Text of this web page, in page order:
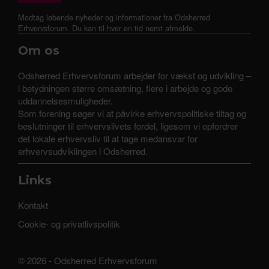
Modtag løbende nyheder og informationer fra Odsherred
Erhvervsforum. Du kan til hver en tid nemt afmelde.
Om os
Odsherred Erhvervsforum arbejder for vækst og udvikling –
i betydningen større omsætning, flere i arbejde og gode
uddannelsesmuligheder.
Som forening søger vi at påvirke erhvervspolitiske tiltag og
beslutninger til erhvervslivets fordel, ligesom vi opfordrer
det lokale erhvervsliv til at tage medansvar for
erhvervsudviklingen i Odsherred.
Links
Kontakt
Cookie- og privatlivspolitik
© 2026 - Odsherred Erhvervsforum